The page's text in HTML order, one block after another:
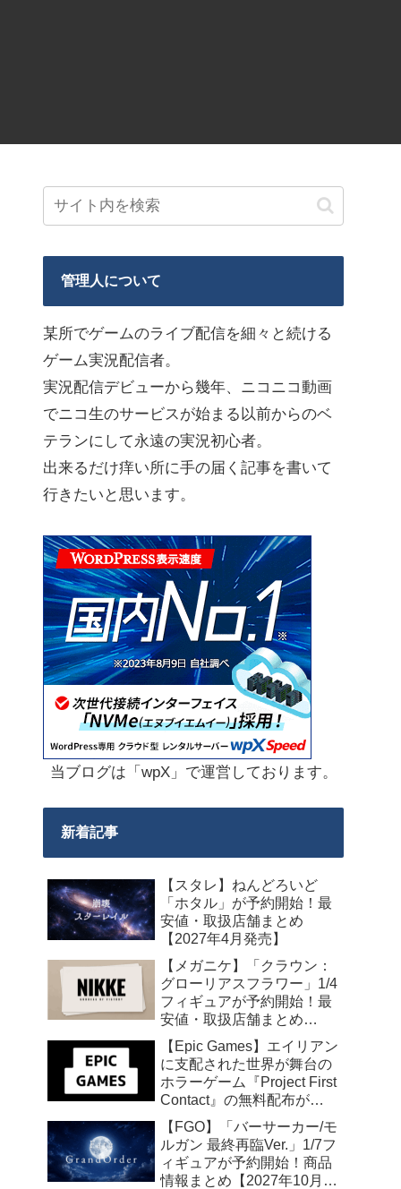
管理人について
某所でゲームのライブ配信を細々と続ける
ゲーム実況配信者。
実況配信デビューから幾年、ニコニコ動画
でニコ生のサービスが始まる以前からのベ
テランにして永遠の実況初心者。
出来るだけ痒い所に手の届く記事を書いて
行きたいと思います。
当ブログは「wpX」で運営しております。
新着記事
【スタレ】ねんどろいど
「ホタル」が予約開始！最
安値・取扱店舗まとめ
【2027年4月発売】
【メガニケ】「クラウン：
グローリアスフラワー」1/4
フィギュアが予約開始！最
安値・取扱店舗まとめ
【2027年5月発売】
【Epic Games】エイリアン
に支配された世界が舞台の
ホラーゲーム『Project First
Contact』の無料配布が
2026年8月18日午前7時まで
の期間限定で開始
【FGO】「バーサーカー/モ
ルガン 最終再臨Ver.」1/7フ
ィギュアが予約開始！商品
情報まとめ【2027年10月発